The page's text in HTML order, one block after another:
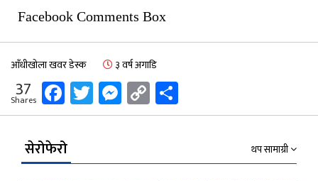
Facebook Comments Box
आँधीखोला खवर डेस्क ३ वर्ष अगाडि
37
Shares Facebook
Twitter
Messenger
Copy
Link
सेरोफेरो थप सामाग्री